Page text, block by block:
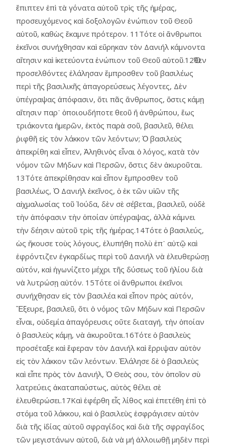
ἔπιπτεν ἐπὶ τὰ γόνατα αὑτοῦ τρὶς τῆς ἡμέρας,
προσευχόμενος καὶ δοξολογῶν ἐνώπιον τοῦ Θεοῦ
αὑτοῦ, καθὼς ἔκαμνε πρότερον. 11Τότε οἱ ἄνθρωποι
ἐκεῖνοι συνήχθησαν καὶ εὕρηκαν τὸν Δανιήλ κάμνοντα
αἴτησιν καὶ ἱκετεύοντα ἐνώπιον τοῦ Θεοῦ αὑτοῦ.12Ὅθεν
προσελθόντες ἐλάλησαν ἔμπροσθεν τοῦ βασιλέως
περὶ τῆς βασιλικῆς ἀπαγορεύσεως λέγοντες, Δὲν
ὑπέγραψας ἀπόφασιν, ὅτι πᾶς ἄνθρωπος, ὅστις κάμῃ
αἴτησιν παρ᾿ ὁποιουδήποτε θεοῦ ἤ ἀνθρώπου, ἕως
τριάκοντα ἡμερῶν, ἐκτὸς παρὰ σοῦ, βασιλεῦ, θέλει
ῥιφθῆ εἰς τὸν λάκκον τῶν λεόντων; Ὁ βασιλεὺς
ἀπεκρίθη καὶ εἶπεν, Ἀληθινὸς εἶναι ὁ λόγος, κατὰ τὸν
νόμον τῶν Μήδων καὶ Περσῶν, ὅστις δὲν ἀκυροῦται.
13Τότε ἀπεκρίθησαν καὶ εἶπον ἔμπροσθεν τοῦ
βασιλέως, Ὁ Δανιήλ ἐκεῖνος, ὁ ἐκ τῶν υἱῶν τῆς
αἰχμαλωσίας τοῦ Ἰούδα, δὲν σὲ σέβεται, βασιλεῦ, οὐδὲ
τὴν ἀπόφασιν τὴν ὁποίαν ὑπέγραψας, ἀλλὰ κάμνει
τὴν δέησιν αὑτοῦ τρὶς τῆς ἡμέρας.14Τότε ὁ βασιλεύς,
ὡς ἤκουσε τοὺς λόγους, ἐλυπήθη πολὺ ἐπ᾿ αὐτῷ καὶ
ἐφρόντιζεν ἐγκαρδίως περὶ τοῦ Δανιήλ νὰ ἐλευθερώσῃ
αὐτόν, καὶ ἠγωνίζετο μέχρι τῆς δύσεως τοῦ ἡλίου διὰ
νὰ λυτρώσῃ αὐτόν. 15Τότε οἱ ἄνθρωποι ἐκεῖνοι
συνήχθησαν εἰς τὸν βασιλέα καὶ εἶπον πρὸς αὐτόν,
Ἔξευρε, βασιλεῦ, ὅτι ὁ νόμος τῶν Μήδων καὶ Περσῶν
εἶναι, οὐδεμία ἀπαγόρευσις οὔτε διαταγή, τὴν ὁποίαν
ὁ βασιλεὺς κάμῃ, νὰ ἀκυροῦται.16Τότε ὁ βασιλεὺς
προσέταξε καὶ ἔφεραν τὸν Δανιήλ καὶ ἔρριψαν αὐτὸν
εἰς τὸν λάκκον τῶν λεόντων. Ἐλάλησε δὲ ὁ βασιλεὺς
καὶ εἶπε πρὸς τὸν Δανιήλ, Ὁ Θεὸς σου, τὸν ὁποῖον σὺ
λατρεύεις ἀκαταπαύστως, αὐτὸς θέλει σὲ
ἐλευθερώσει.17Καὶ ἐφέρθη εἷς λίθος καὶ ἐπετέθη ἐπὶ τὸ
στόμα τοῦ λάκκου, καὶ ὁ βασιλεὺς ἐσφράγισεν αὐτὸν
διὰ τῆς ἰδίας αὑτοῦ σφραγίδος καὶ διὰ τῆς σφραγίδος
τῶν μεγιστάνων αὑτοῦ, διὰ νὰ μή ἀλλοιωθῇ μηδὲν περὶ